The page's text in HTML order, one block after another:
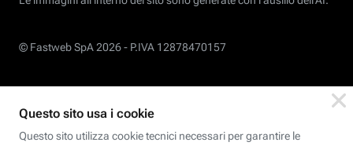
© Fastweb SpA 2026 - P.IVA 12878470157